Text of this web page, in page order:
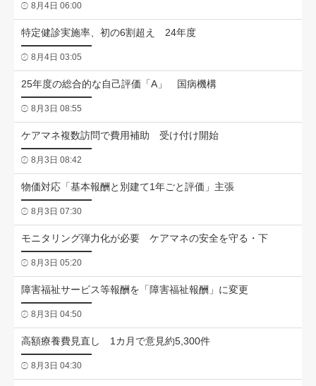
8月4日 06:00
特定健診実施率、初の6割超え 24年度
8月4日 03:05
25年度の総合的な自己評価「A」 国病機構
8月3日 08:55
ケアマネ複数訪問で費用補助 受け付け開始
8月3日 08:42
物価対応「基本報酬と別建て1年ごと評価」主張
8月3日 07:30
モニタリング弾力化が必要 ケアマネの安全を守る・下
8月3日 05:20
障害福祉サービス等報酬を「障害福祉報酬」に変更
8月3日 04:50
高額療養費見直し 1カ月で意見約5,300件
8月3日 04:30